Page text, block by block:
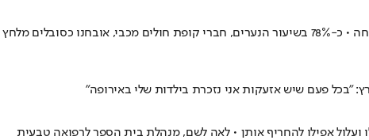
ערב שבעה באוקטובר 29% מהתקנים של הפסיכולוגים החינוכיים לא היו מאוישים • מאז חלה עלייה של 37% בדיווחים על אלימות כלפי ילדים במשפחה • כ-78% בשיעור הנערים, חברי קופת חולים מכבי, אובחנו כסובלים מלחץ
"בכל פעם שיש אזעקות אני נזכרת בילדות שלי באירופה"
אפילו להחריף אותן • לאה לשם, מנהלת בית הספר לרפואה טבעית